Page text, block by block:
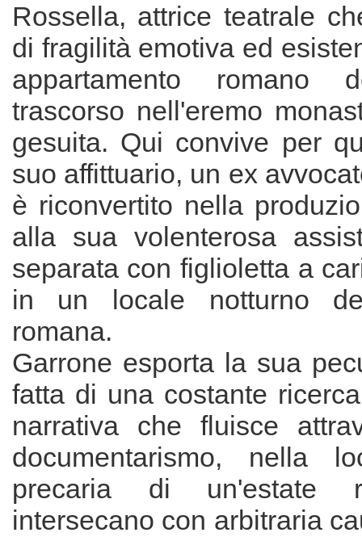
Rossella, attrice teatrale
di fragilità emotiva ed
appartamento romano
trascorso nell'eremo
gesuita. Qui convive per
suo affittuario, un ex
è riconvertito nella
alla sua volenterosa
separata con figlioletta a
in un locale notturno
romana.
Garrone esporta la sua
fatta di una costante
narrativa che fluisce
documentarismo, nella
precaria di un'estate
intersecano con arbitraria